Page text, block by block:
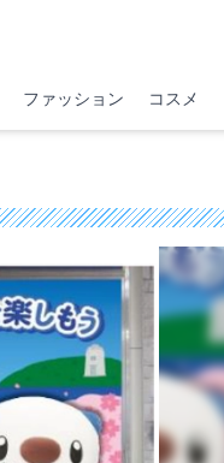
ファッション コスメ